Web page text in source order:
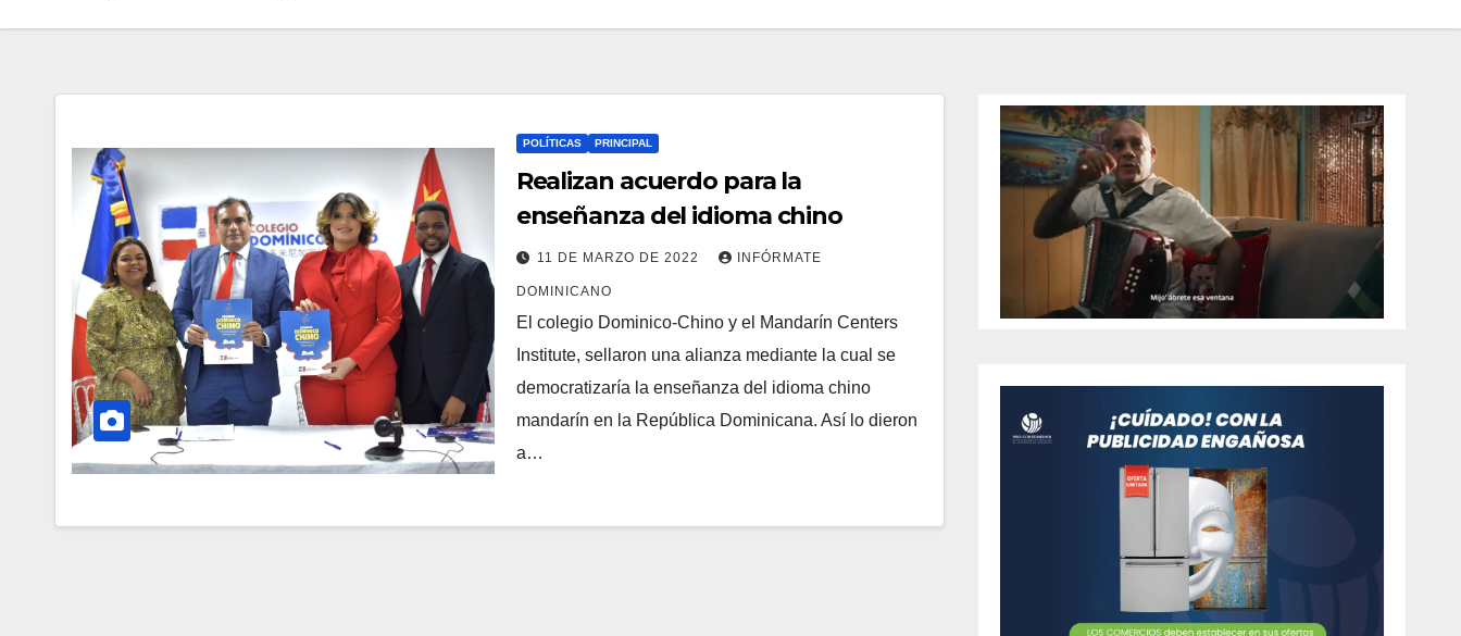
POLÍTICAS PRINCIPAL
Realizan acuerdo para la
enseñanza del idioma chino
11 DE MARZO DE 2022 INFÓRMATE
DOMINICANO
El colegio Dominico-Chino y el Mandarín Centers
Institute, sellaron una alianza mediante la cual se
democratizaría la enseñanza del idioma chino
mandarín en la República Dominicana. Así lo dieron
a…